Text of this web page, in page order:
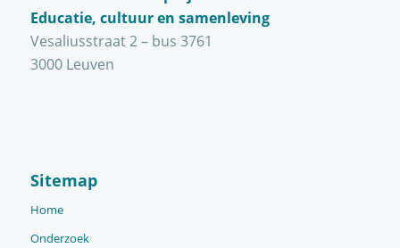
Educatie, cultuur en samenleving
Vesaliusstraat 2 – bus 3761
3000 Leuven
Sitemap
Home
Onderzoek